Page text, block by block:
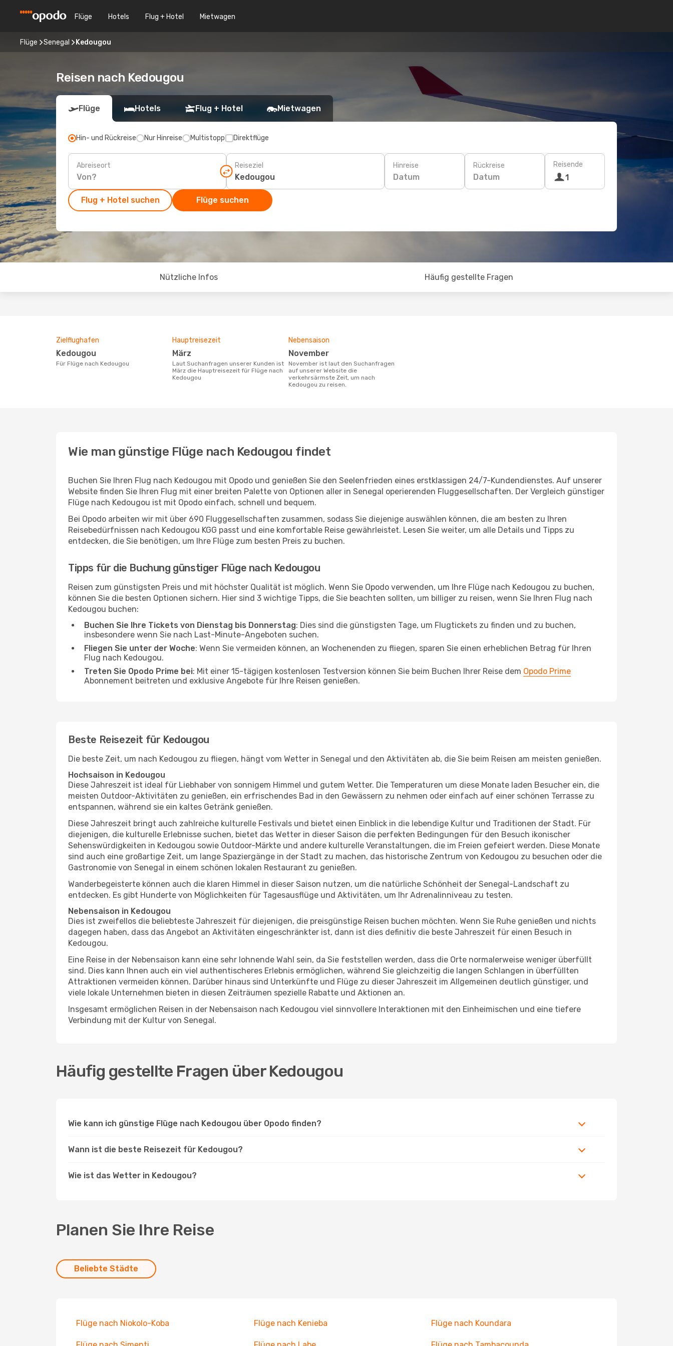
Flüge Hotels Flug + Hotel Mietwagen
Flüge Senegal Kedougou
Reisen nach Kedougou
Flüge Hotels Flug + Hotel Mietwagen
Hin- und Rückreise Nur Hinreise Multistopp Direktflüge
Abreiseort Reiseziel Hinreise
Datum
Rückreise
Datum
Reisende
1
Flug + Hotel suchen Flüge suchen
Nützliche Infos Häufig gestellte Fragen
Zielflughafen
Kedougou
Für Flüge nach Kedougou
Hauptreisezeit
März
Laut Suchanfragen unserer Kunden ist
März die Hauptreisezeit für Flüge nach
Kedougou
Nebensaison
November
November ist laut den Suchanfragen
auf unserer Website die
verkehrsärmste Zeit, um nach
Kedougou zu reisen.
Wie man günstige Flüge nach Kedougou findet
Buchen Sie Ihren Flug nach Kedougou mit Opodo und genießen Sie den Seelenfrieden eines erstklassigen 24/7-Kundendienstes. Auf unserer
Website finden Sie Ihren Flug mit einer breiten Palette von Optionen aller in Senegal operierenden Fluggesellschaften. Der Vergleich günstiger
Flüge nach Kedougou ist mit Opodo einfach, schnell und bequem.
Bei Opodo arbeiten wir mit über 690 Fluggesellschaften zusammen, sodass Sie diejenige auswählen können, die am besten zu Ihren
Reisebedürfnissen nach Kedougou KGG passt und eine komfortable Reise gewährleistet. Lesen Sie weiter, um alle Details und Tipps zu
entdecken, die Sie benötigen, um Ihre Flüge zum besten Preis zu buchen.
Tipps für die Buchung günstiger Flüge nach Kedougou
Reisen zum günstigsten Preis und mit höchster Qualität ist möglich. Wenn Sie Opodo verwenden, um Ihre Flüge nach Kedougou zu buchen,
können Sie die besten Optionen sichern. Hier sind 3 wichtige Tipps, die Sie beachten sollten, um billiger zu reisen, wenn Sie Ihren Flug nach
Kedougou buchen:
Buchen Sie Ihre Tickets von Dienstag bis Donnerstag: Dies sind die günstigsten Tage, um Flugtickets zu finden und zu buchen,
insbesondere wenn Sie nach Last-Minute-Angeboten suchen.
Fliegen Sie unter der Woche: Wenn Sie vermeiden können, an Wochenenden zu fliegen, sparen Sie einen erheblichen Betrag für Ihren
Flug nach Kedougou.
Treten Sie Opodo Prime bei: Mit einer 15-tägigen kostenlosen Testversion können Sie beim Buchen Ihrer Reise dem Opodo Prime
Abonnement beitreten und exklusive Angebote für Ihre Reisen genießen.
Beste Reisezeit für Kedougou
Die beste Zeit, um nach Kedougou zu fliegen, hängt vom Wetter in Senegal und den Aktivitäten ab, die Sie beim Reisen am meisten genießen.
Hochsaison in Kedougou
Diese Jahreszeit ist ideal für Liebhaber von sonnigem Himmel und gutem Wetter. Die Temperaturen um diese Monate laden Besucher ein, die
meisten Outdoor-Aktivitäten zu genießen, ein erfrischendes Bad in den Gewässern zu nehmen oder einfach auf einer schönen Terrasse zu
entspannen, während sie ein kaltes Getränk genießen.
Diese Jahreszeit bringt auch zahlreiche kulturelle Festivals und bietet einen Einblick in die lebendige Kultur und Traditionen der Stadt. Für
diejenigen, die kulturelle Erlebnisse suchen, bietet das Wetter in dieser Saison die perfekten Bedingungen für den Besuch ikonischer
Sehenswürdigkeiten in Kedougou sowie Outdoor-Märkte und andere kulturelle Veranstaltungen, die im Freien gefeiert werden. Diese Monate
sind auch eine großartige Zeit, um lange Spaziergänge in der Stadt zu machen, das historische Zentrum von Kedougou zu besuchen oder die
Gastronomie von Senegal in einem schönen lokalen Restaurant zu genießen.
Wanderbegeisterte können auch die klaren Himmel in dieser Saison nutzen, um die natürliche Schönheit der Senegal-Landschaft zu
entdecken. Es gibt Hunderte von Möglichkeiten für Tagesausflüge und Aktivitäten, um Ihr Adrenalinniveau zu testen.
Nebensaison in Kedougou
Dies ist zweifellos die beliebteste Jahreszeit für diejenigen, die preisgünstige Reisen buchen möchten. Wenn Sie Ruhe genießen und nichts
dagegen haben, dass das Angebot an Aktivitäten eingeschränkter ist, dann ist dies definitiv die beste Jahreszeit für einen Besuch in
Kedougou.
Eine Reise in der Nebensaison kann eine sehr lohnende Wahl sein, da Sie feststellen werden, dass die Orte normalerweise weniger überfüllt
sind. Dies kann Ihnen auch ein viel authentischeres Erlebnis ermöglichen, während Sie gleichzeitig die langen Schlangen in überfüllten
Attraktionen vermeiden können. Darüber hinaus sind Unterkünfte und Flüge zu dieser Jahreszeit im Allgemeinen deutlich günstiger, und
viele lokale Unternehmen bieten in diesen Zeiträumen spezielle Rabatte und Aktionen an.
Insgesamt ermöglichen Reisen in der Nebensaison nach Kedougou viel sinnvollere Interaktionen mit den Einheimischen und eine tiefere
Verbindung mit der Kultur von Senegal.
Häufig gestellte Fragen über Kedougou
Wie kann ich günstige Flüge nach Kedougou über Opodo finden?
Wann ist die beste Reisezeit für Kedougou?
Wie ist das Wetter in Kedougou?
Planen Sie Ihre Reise
Beliebte Städte
Flüge nach Niokolo-Koba Flüge nach Kenieba Flüge nach Koundara